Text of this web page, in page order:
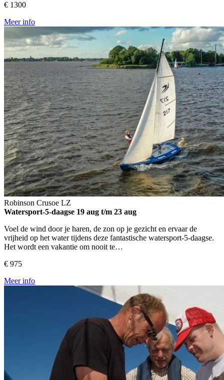
€ 1300
Meer info
Robinson Crusoe LZ
Watersport-5-daagse 19 aug t/m 23 aug
Voel de wind door je haren, de zon op je gezicht en ervaar de
vrijheid op het water tijdens deze fantastische watersport-5-daagse.
Het wordt een vakantie om nooit te…
€ 975
Meer info